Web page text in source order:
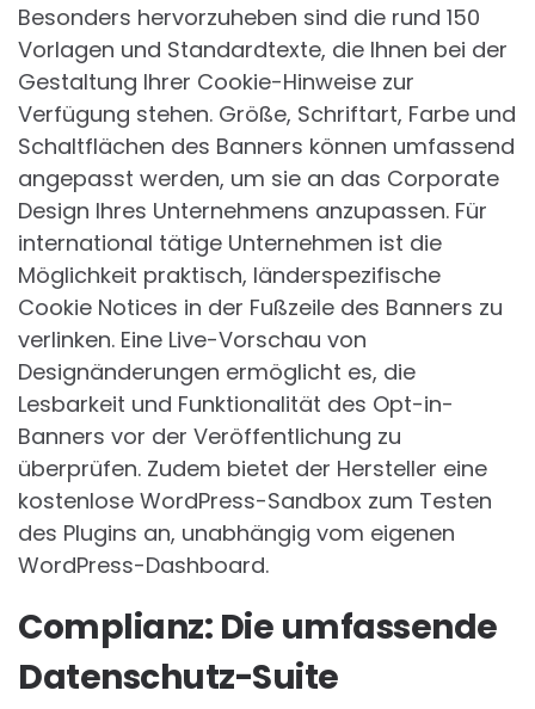
Besonders hervorzuheben sind die rund 150
Vorlagen und Standardtexte, die Ihnen bei der
Gestaltung Ihrer Cookie-Hinweise zur
Verfügung stehen. Größe, Schriftart, Farbe und
Schaltflächen des Banners können umfassend
angepasst werden, um sie an das Corporate
Design Ihres Unternehmens anzupassen. Für
international tätige Unternehmen ist die
Möglichkeit praktisch, länderspezifische
Cookie Notices in der Fußzeile des Banners zu
verlinken. Eine Live-Vorschau von
Designänderungen ermöglicht es, die
Lesbarkeit und Funktionalität des Opt-in-
Banners vor der Veröffentlichung zu
überprüfen. Zudem bietet der Hersteller eine
kostenlose WordPress-Sandbox zum Testen
des Plugins an, unabhängig vom eigenen
WordPress-Dashboard.
Complianz: Die umfassende
Datenschutz-Suite